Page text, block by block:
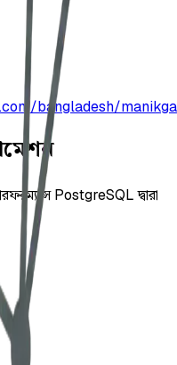
bangladesh/
PostgreSQL দ্বারা